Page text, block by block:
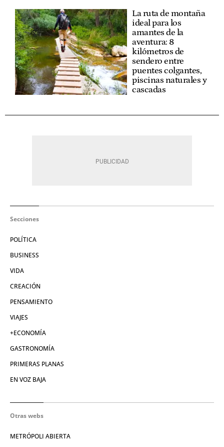
La ruta de montaña
ideal para los
amantes de la
aventura: 8
kilómetros de
sendero entre
puentes colgantes,
piscinas naturales y
cascadas
Secciones
POLÍTICA
BUSINESS
VIDA
CREACIÓN
PENSAMIENTO
VIAJES
+ECONOMÍA
GASTRONOMÍA
PRIMERAS PLANAS
EN VOZ BAJA
Otras webs
METRÓPOLI ABIERTA